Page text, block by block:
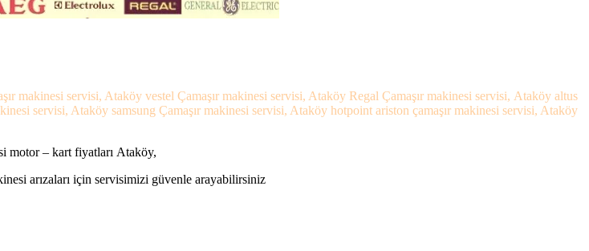
makinesi servisi, Ataköy vestel Çamaşır makinesi servisi, Ataköy Regal Çamaşır makinesi servisi, Ataköy altus
servisi, Ataköy samsung Çamaşır makinesi servisi, Ataköy hotpoint ariston çamaşır makinesi servisi, Ataköy
motor – kart fiyatları Ataköy,
arızaları için servisimizi güvenle arayabilirsiniz